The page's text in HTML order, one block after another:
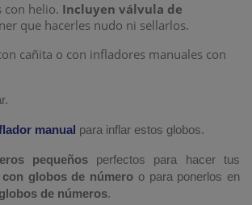
con helio. Incluyen válvula de
que hacerles nudo ni sellarlos.
cañita o con infladores manuales con
manual para inflar estos globos.
pequeñosperfectos para hacer tus
globos de número o para ponerlos en
de números.